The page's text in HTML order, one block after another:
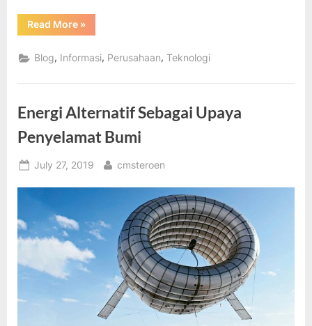
Read More“Chevron
Pasific
Produsen
Minyak
di
»
Blog, Informasi, Perusahaan,Teknologi
Energi Alternatif Sebagai Upaya
Penyelamat Bumi
Posted
July 27, 2019 By
cmsteroen